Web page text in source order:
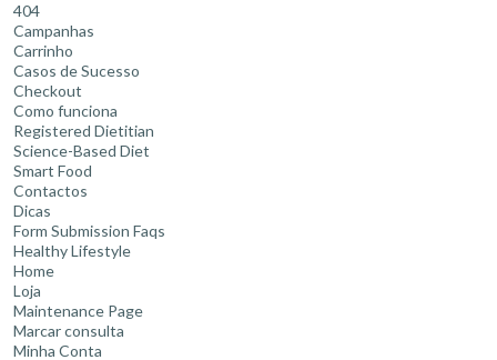
404
Campanhas
Carrinho
Casos de Sucesso
Checkout
Como funciona
Registered Dietitian
Science-Based Diet
Smart Food
Contactos
Dicas
Form Submission Faqs
Healthy Lifestyle
Home
Loja
Maintenance Page
Marcar consulta
Minha Conta